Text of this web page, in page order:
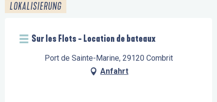
LOKALISIERUNG
Sur les Flots - Location de bateaux
Port de Sainte-Marine, 29120 Combrit
Anfahrt